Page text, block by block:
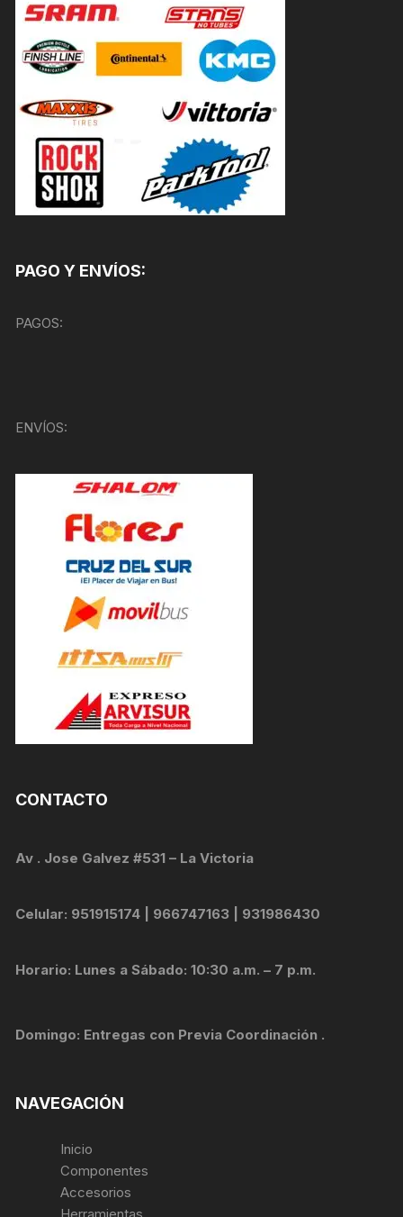
PAGO Y ENVÍOS:
PAGOS:
ENVÍOS:
CONTACTO
Av . Jose Galvez #531 – La Victoria
Celular: 951915174 | 966747163 | 931986430
Horario: Lunes a Sábado: 10:30 a.m. – 7 p.m.
Domingo: Entregas con Previa Coordinación .
NAVEGACIÓN
Inicio
Componentes
Accesorios